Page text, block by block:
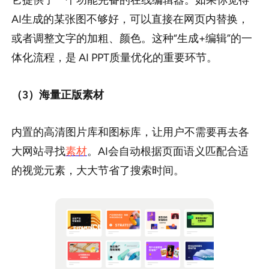
AI生成的某张图不够好，可以直接在网页内替换，
或者调整文字的加粗、颜色。这种“生成+编辑”的一
体化流程，是 AI PPT质量优化的重要环节。
（3）海量正版素材
内置的高清图片库和图标库，让用户不需要再去各
大网站寻找素材。AI会自动根据页面语义匹配合适
的视觉元素，大大节省了搜索时间。